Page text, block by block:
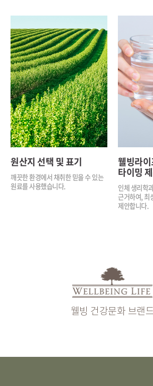
원산지선택 및 표기
깨끗한 환경에서 채취한믿을 수 있는
원료를 사용했습니다.
웰빙라이
타이밍
인체 생리학
근거하여, 최
제안합니다.
웰빙 건강문화 브랜